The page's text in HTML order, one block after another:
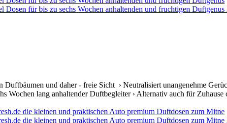
und daher - freie Sicht › Neutralisiert unangenehme
Wochen lang anhaltender Duftbegleiter › Alternativ auch für Zuhause